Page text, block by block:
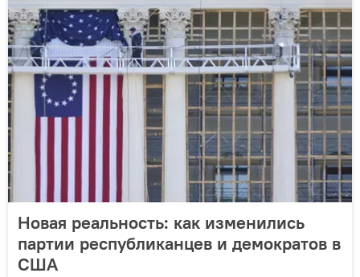
Новая реальность: как изменились
партии республиканцев и демократов в
США